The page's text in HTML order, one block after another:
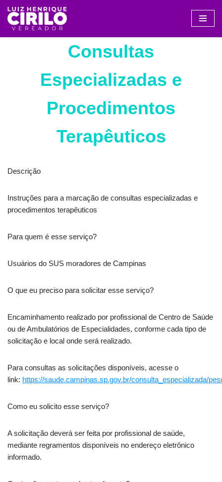
Avançar
para
Consultas
Especializadas e
Procedimentos
Terapêuticos
Descrição
Instruções para a marcação de consultas especializadas e
procedimentos terapêuticos
Para quem é esse serviço?
Usuários do SUS moradores de Campinas
O que eu preciso para solicitar esse serviço?
Encaminhamento realizado por profissional de Centro de Saúde
ou de Ambulatórios de Especialidades, conforme cada tipo de
solicitação e local onde será realizado.
Para consultas as solicitações disponíveis, acesse o
link: https://saude.campinas.sp.gov.br/consulta_especializada/
Como eu solicito esse serviço?
A solicitação deverá ser feita por profissional de saúde,
mediante regramentos disponíveis no endereço eletrônico
informado.